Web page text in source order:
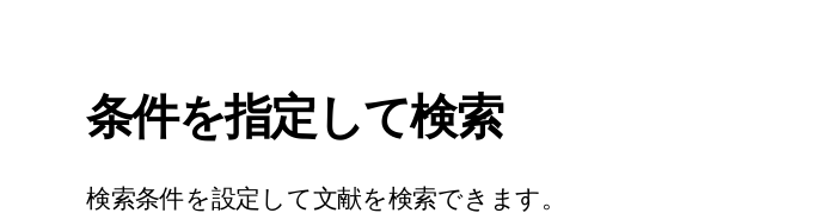
条件を指定して検索
検索条件を設定して文献を検索できます。